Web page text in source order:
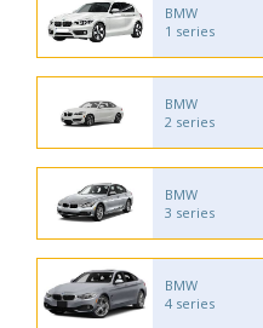
BMW
1 series
BMW
2 series
BMW
3 series
BMW
4 series